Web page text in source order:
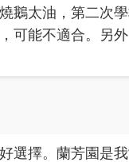
鵝太油，第二次
可能不適合。另
選擇。蘭芳園是